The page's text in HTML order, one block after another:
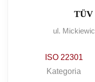
TÜV
ul.
ISO 22301
Kategoria